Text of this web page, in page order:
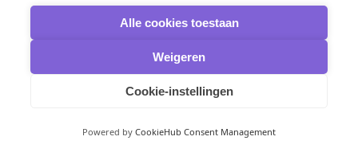
F-Secure
Freedome VPN
Safe Connect VPN
VPN Standard
Alle cookies toestaan
Weigeren
Cookie-instellingen
Powered by CookieHub Consent Management